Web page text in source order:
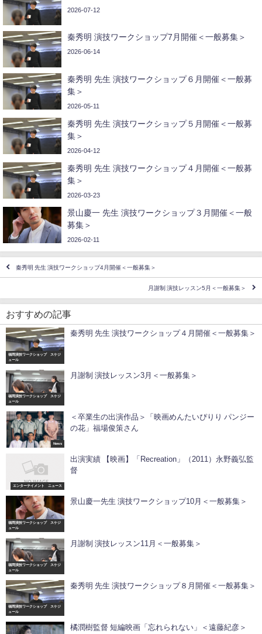
2026-07-12
秦秀明 演技ワークショップ7月開催＜一般募集＞
2026-06-14
秦秀明 先生 演技ワークショップ６月開催＜一般募
集＞
2026-05-11
秦秀明 先生 演技ワークショップ５月開催＜一般募
集＞
2026-04-12
秦秀明 先生 演技ワークショップ４月開催＜一般募
集＞
2026-03-23
景山慶一 先生 演技ワークショップ３月開催＜一般
募集＞
2026-02-11
秦秀明 先生 演技ワークショップ4月開催＜一般募集＞
月謝制 演技レッスン5月＜一般募集＞
おすすめの記事
福岡演技ワークショップ スケジ
ュール
秦秀明 先生 演技ワークショップ４月開催＜一般募集＞
福岡演技ワークショップ スケジ
ュール
月謝制 演技レッスン3月＜一般募集＞
News
＜卒業生の出演作品＞「映画めんたいぴりり パンジー
の花」福場俊策さん
エンターテイメント ニュース
出演実績 【映画】「Recreation」（2011）永野義弘監
督
福岡演技ワークショップ スケジ
ュール
景山慶一先生 演技ワークショップ10月＜一般募集＞
福岡演技ワークショップ スケジ
ュール
月謝制 演技レッスン11月＜一般募集＞
福岡演技ワークショップ スケジ
ュール
秦秀明 先生 演技ワークショップ８月開催＜一般募集＞
橘潤樹監督 短編映画「忘れられない」＜遠藤紀彦＞